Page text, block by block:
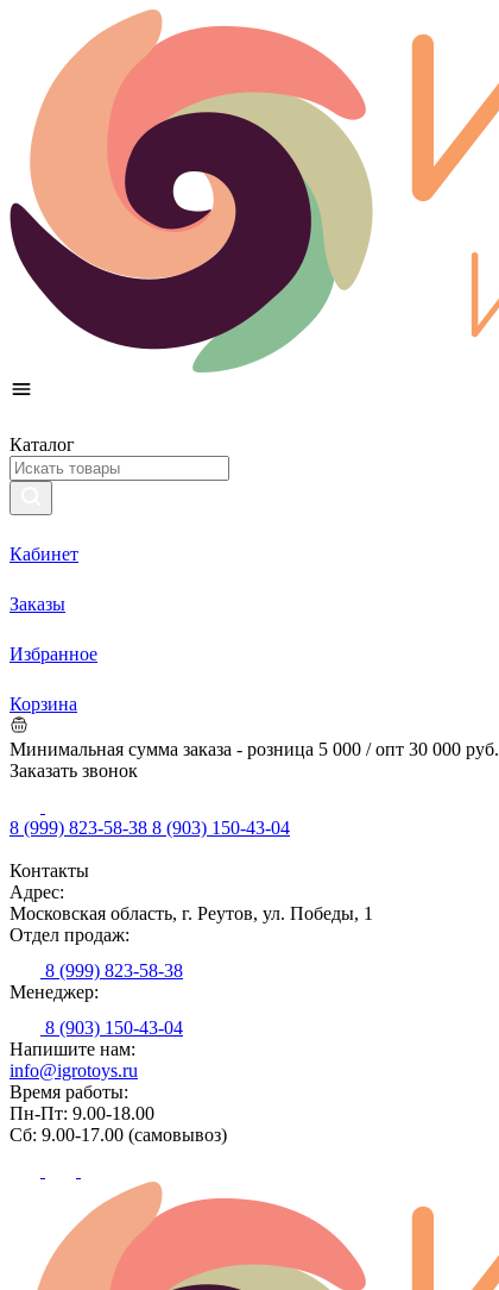
Каталог
Кабинет
Заказы
Избранное
Корзина
Минимальная сумма заказа - розница 5 000 / опт 30 000 руб.
Заказать звонок
8 (999) 823-58-38 8 (903) 150-43-04
Контакты
Адрес:
Московская область, г. Реутов, ул. Победы, 1
Отдел продаж:
8 (999) 823-58-38
Менеджер:
8 (903) 150-43-04
Напишите нам:
info@igrotoys.ru
Время работы:
Пн-Пт: 9.00-18.00
Сб: 9.00-17.00 (самовывоз)